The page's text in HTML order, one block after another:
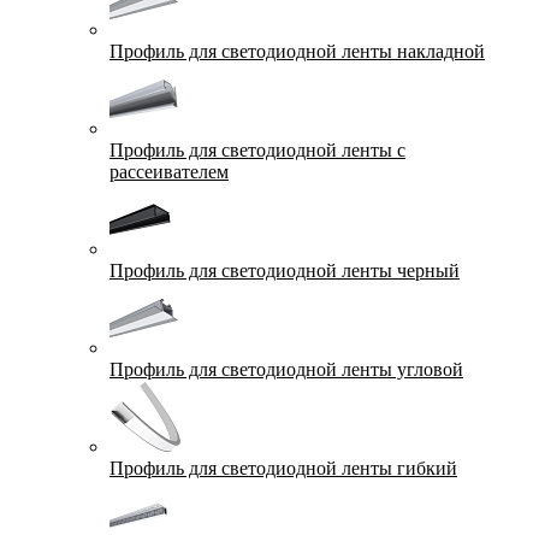
Профиль для светодиодной ленты накладной
Профиль для светодиодной ленты с
рассеивателем
Профиль для светодиодной ленты черный
Профиль для светодиодной ленты угловой
Профиль для светодиодной ленты гибкий